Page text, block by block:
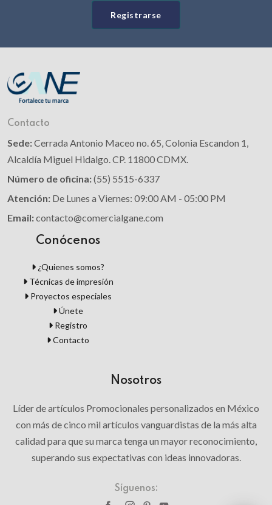
Registrarse
Contacto
Sede:Cerrada Antonio Maceo no. 65, Colonia Escandon 1,
Alcaldía Miguel Hidalgo. CP. 11800 CDMX.
Número de oficina:(55) 5515-6337
Atención: De Lunes a Viernes: 09:00 AM - 05:00 PM
Email:contacto@comercialgane.com
Conócenos
¿Quienes somos?
Técnicas de impresión
Proyectos especiales
Únete
Registro
Contacto
Nosotros
Líder de artículos Promocionales personalizados en México
con más de cinco mil artículos vanguardistas de la más alta
calidad para que su marca tenga un mayor reconocimiento,
superando sus expectativas con ideas innovadoras.
Síguenos: